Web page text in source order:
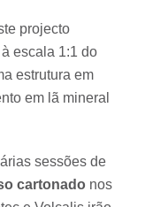
projecto
escala 1:1 do
estrutura em
em lã mineral
sessões de
cartonado nos